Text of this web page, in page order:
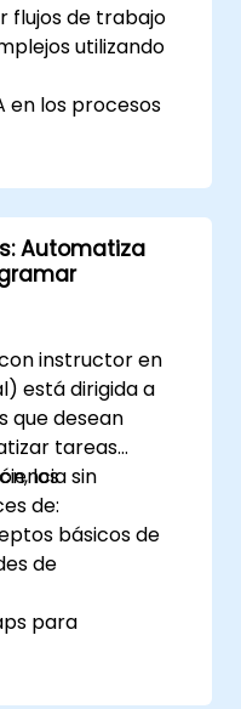
flujos de trabajo
utilizando
en los procesos
automatizando
de los
para
Automatiza
instructor en
está dirigida a
que desean
tareas
sin
los
de:
básicos de
de
para